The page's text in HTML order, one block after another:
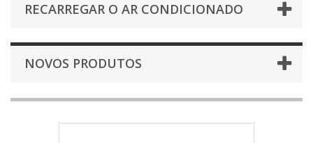
RECARREGAR O AR CONDICIONADO
NOVOS PRODUTOS